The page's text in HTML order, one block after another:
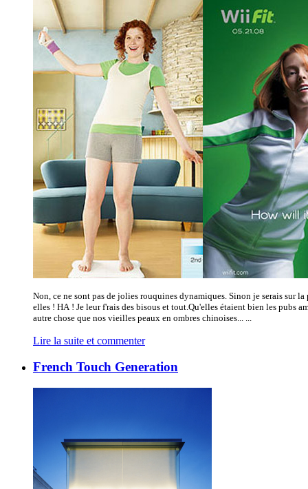
Non, ce ne sont pas de jolies rouquines dynamiques. Sinon je serais sur la
elles ! HA ! Je leur f'rais des bisous et tout.Qu'elles étaient bien les pubs
autre chose que nos vieilles peaux en ombres chinoises... ...
Lire la suite et commenter
French Touch Generation